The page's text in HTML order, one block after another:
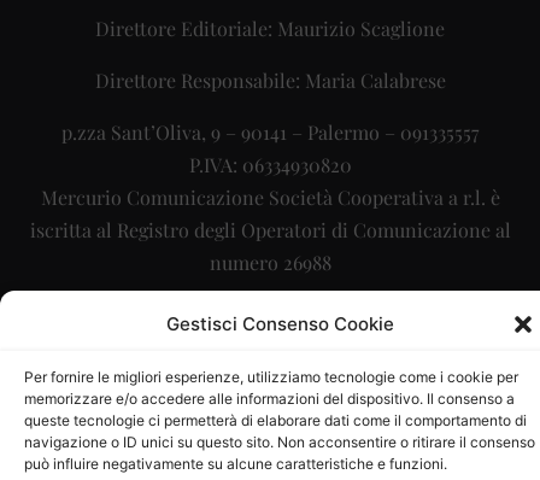
Gestisci Consenso Cookie
Per fornire le migliori esperienze, utilizziamo tecnologie come i cookie per
memorizzare e/o accedere alle informazioni del dispositivo. Il consenso a
queste tecnologie ci permetterà di elaborare dati come il comportamento di
navigazione o ID unici su questo sito. Non acconsentire o ritirare il consenso
può influire negativamente su alcune caratteristiche e funzioni.
Direttore Editoriale: Maurizio Scaglione
Direttore Responsabile: Maria Calabrese
p.zza Sant’Oliva, 9 – 90141 – Palermo – 091335557
P.IVA: 06334930820
Mercurio Comunicazione Società Cooperativa a r.l. è
iscritta al Registro degli Operatori di Comunicazione al
numero 26988
Sito gestito da La Digitale srl – info@ladigitale.it